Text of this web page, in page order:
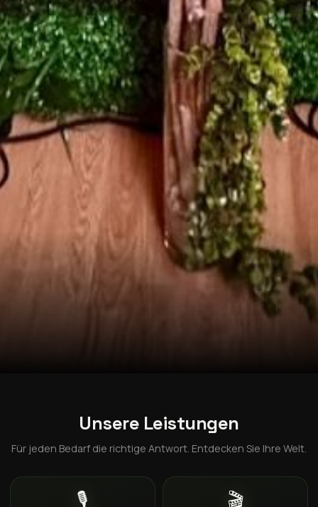
Unsere Leistungen
Für jeden Bedarf die richtige Antwort. Entdecken Sie Ihre Welt.
🎙️ 🎬